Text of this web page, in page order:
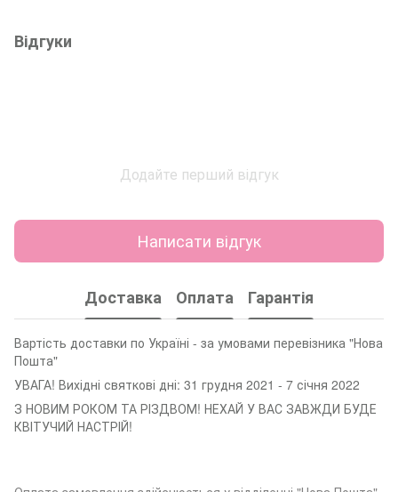
Відгуки
Додайте перший відгук
Написати відгук
Доставка Оплата Гарантія
Вартість доставки по Україні - за умовами перевізника "Нова
Пошта"
УВАГА! Вихідні святкові дні: 31 грудня 2021 - 7 січня 2022
З НОВИМ РОКОМ ТА РІЗДВОМ! НЕХАЙ У ВАС ЗАВЖДИ БУДЕ
КВІТУЧИЙ НАСТРІЙ!